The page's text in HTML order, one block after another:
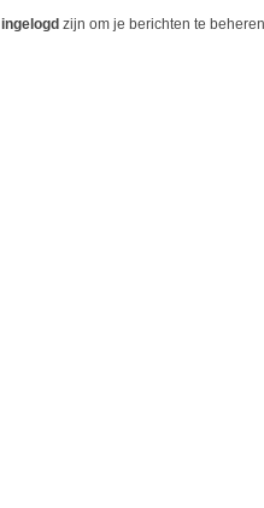
ingelogd zijn om je berichten te